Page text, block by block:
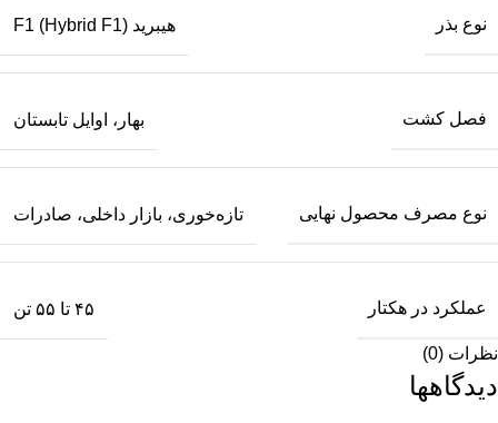
نوع بذر هیبرید F1 (Hybrid F1)
فصل کشت بهار، اوایل تابستان
نوع مصرف محصول نهایی تازه‌خوری، بازار داخلی، صادرات
عملکرد در هکتار ۴۵ تا ۵۵ تن
نظرات (0)
دیدگاهها